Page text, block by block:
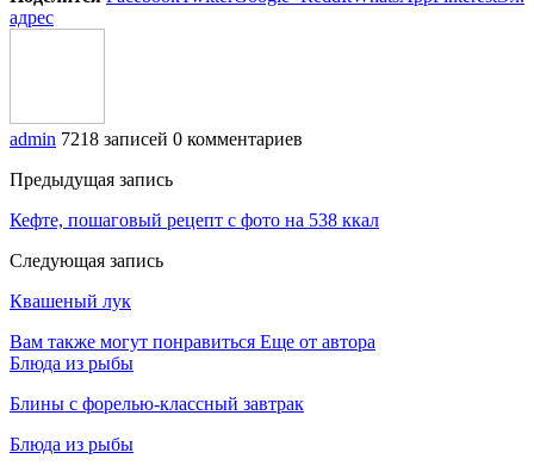
адрес
admin 7218 записей 0 комментариев
Предыдущая запись
Кефте, пошаговый рецепт с фото на 538 ккал
Следующая запись
Квашеный лук
Вам также могут понравиться Еще от автора
Блюда из рыбы
Блины с форелью-классный завтрак
Блюда из рыбы